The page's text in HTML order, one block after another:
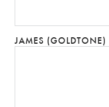
JAMES (GOLDTONE)